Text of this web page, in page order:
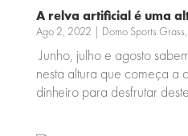
A relva artificial é uma
Ago 2, 2022 | Domo Sports Grass,
Junho, julho e agosto
nesta altura que começa a
dinheiro para desfrutar